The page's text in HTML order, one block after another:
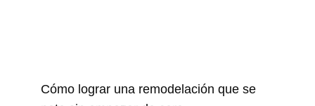
Cómo lograr una remodelación que se